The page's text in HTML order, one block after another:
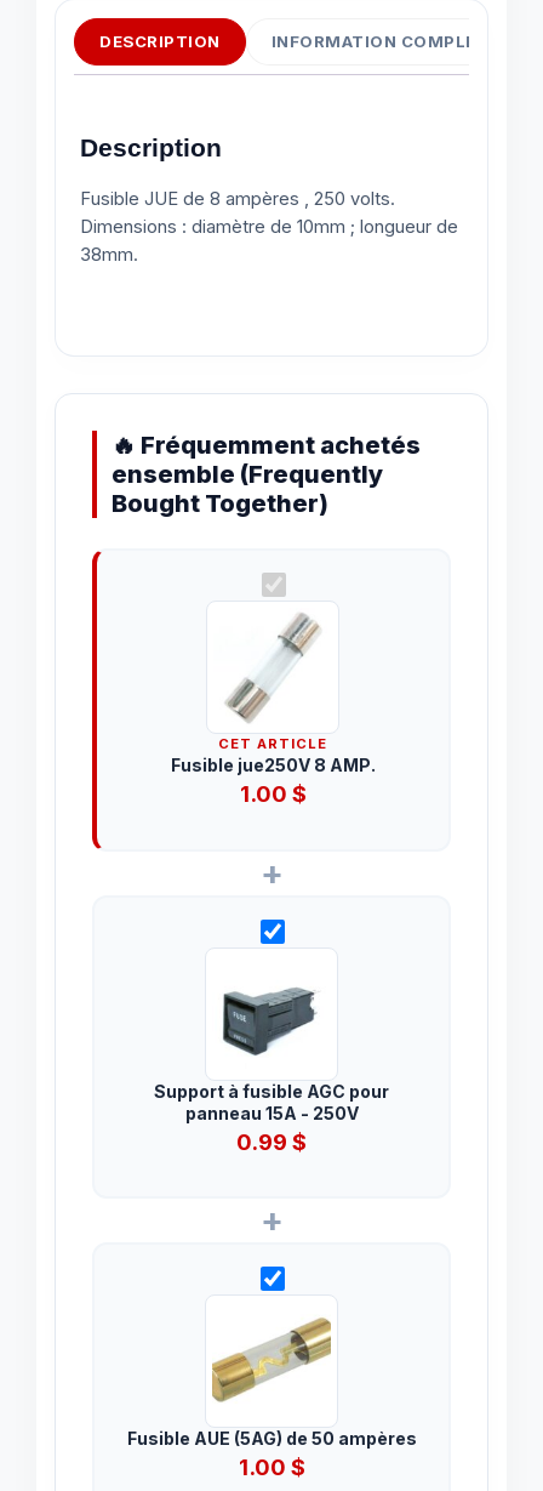
DESCRIPTION INFORMATION
Description
Fusible JUE de 8 ampères , 250 volts.
Dimensions : diamètre de 10mm ; longueur de
38mm.
🔥 Fréquemment achetés
ensemble (Frequently
Bought Together)
CET ARTICLE
Fusible jue250V 8 AMP.
1.00 $
+
Support à fusible AGC pour
panneau 15A - 250V
0.99 $
+
Fusible AUE (5AG) de 50 ampères
1.00 $